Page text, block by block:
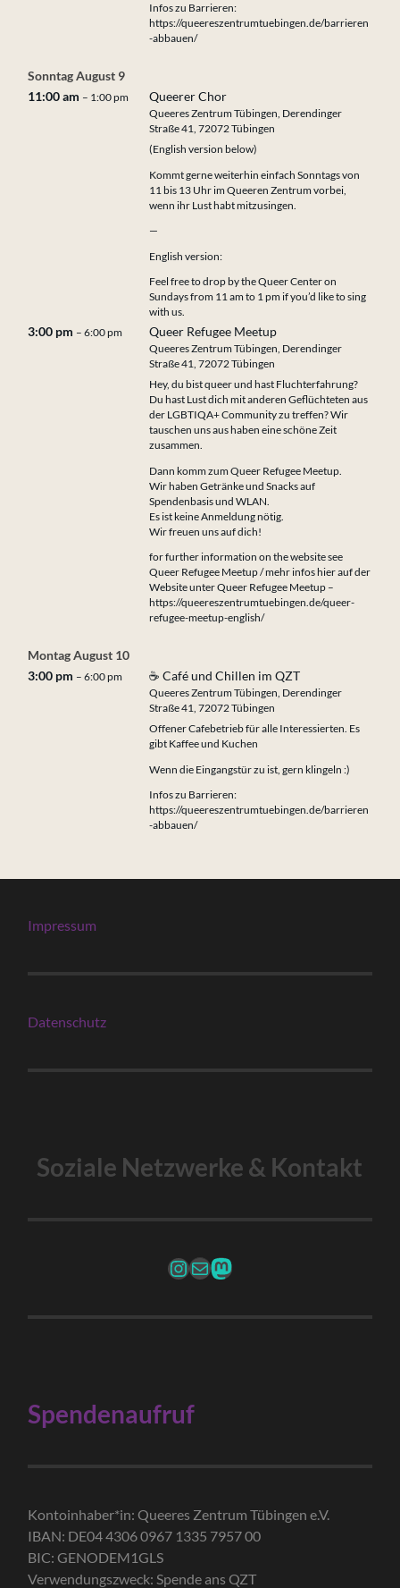
Infos zu Barrieren:
https://queereszentrumtuebingen.de/barrieren
-abbauen/
Sonntag August 9
11:00 am – 1:00 pm Queerer Chor
Queeres Zentrum Tübingen, Derendinger
Straße 41, 72072 Tübingen
(English version below)
Kommt gerne weiterhin einfach Sonntags von
11 bis 13 Uhr im Queeren Zentrum vorbei,
wenn ihr Lust habt mitzusingen.
—
English version:
Feel free to drop by the Queer Center on
Sundays from 11 am to 1 pm if you’d like to sing
with us.
3:00 pm – 6:00 pm Queer Refugee Meetup
Queeres Zentrum Tübingen, Derendinger
Straße 41, 72072 Tübingen
Hey, du bist queer und hast Fluchterfahrung?
Du hast Lust dich mit anderen Geflüchteten aus
der LGBTIQA+ Community zu treffen? Wir
tauschen uns aus haben eine schöne Zeit
zusammen.
Dann komm zum Queer Refugee Meetup.
Wir haben Getränke und Snacks auf
Spendenbasis und WLAN.
Es ist keine Anmeldung nötig.
Wir freuen uns auf dich!
for further information on the website see
Queer Refugee Meetup / mehr infos hier auf der
Website unter Queer Refugee Meetup –
https://queereszentrumtuebingen.de/queer-
refugee-meetup-english/
Montag August 10
3:00 pm – 6:00 pm ☕ Café und Chillen im QZT
Queeres Zentrum Tübingen, Derendinger
Straße 41, 72072 Tübingen
Offener Cafebetrieb für alle Interessierten. Es
gibt Kaffee und Kuchen
Wenn die Eingangstür zu ist, gern klingeln :)
Infos zu Barrieren:
https://queereszentrumtuebingen.de/barrieren
-abbauen/
Impressum
Datenschutz
Soziale Netzwerke & Kontakt
Instagram
MailFediverse Account
Spendenaufruf
Kontoinhaber*in: Queeres Zentrum Tübingen e.V.
IBAN: DE04 4306 0967 1335 7957 00
BIC: GENODEM1GLS
Verwendungszweck: Spende ans QZT